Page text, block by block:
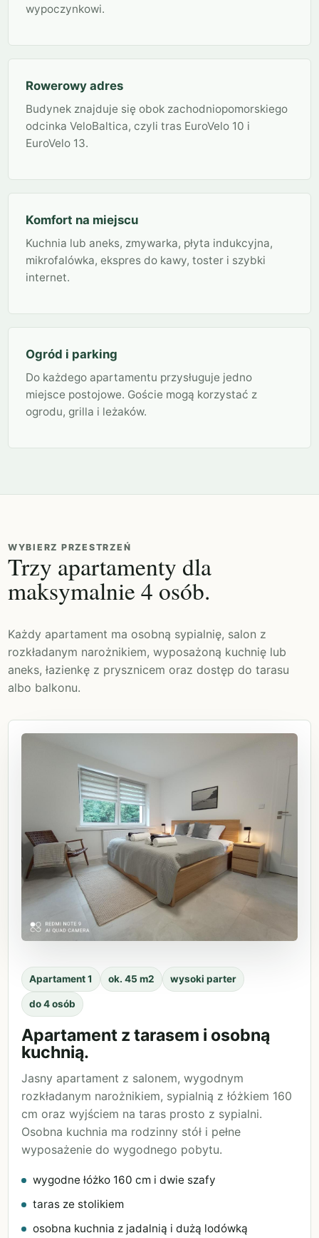
wypoczynkowi.
Rowerowy adres
Budynek znajduje się obok zachodniopomorskiego
odcinka VeloBaltica, czyli tras EuroVelo 10 i
EuroVelo 13.
Komfort na miejscu
Kuchnia lub aneks, zmywarka, płyta indukcyjna,
mikrofalówka, ekspres do kawy, toster i szybki
internet.
Ogród i parking
Do każdego apartamentu przysługuje jedno
miejsce postojowe. Goście mogą korzystać z
ogrodu, grilla i leżaków.
WYBIERZ PRZESTRZEŃ
Trzy apartamenty dla
maksymalnie 4 osób.
Każdy apartament ma osobną sypialnię, salon z
rozkładanym narożnikiem, wyposażoną kuchnię lub
aneks, łazienkę z prysznicem oraz dostęp do tarasu
albo balkonu.
Apartament 1 ok. 45 m2 wysoki parter
do 4 osób
Apartament z tarasem i osobną
kuchnią.
Jasny apartament z salonem, wygodnym
rozkładanym narożnikiem, sypialnią z łóżkiem 160
cm oraz wyjściem na taras prosto z sypialni.
Osobna kuchnia ma rodzinny stół i pełne
wyposażenie do wygodnego pobytu.
wygodne łóżko 160 cm i dwie szafy
taras ze stolikiem
osobna kuchnia z jadalnią i dużą lodówką